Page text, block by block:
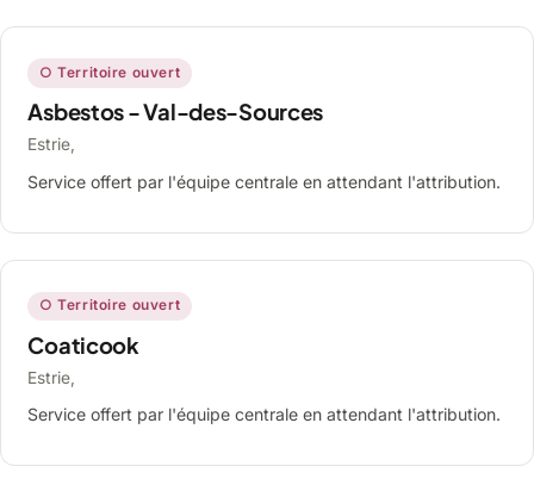
○ Territoire ouvert
Asbestos - Val-des-Sources
Estrie,
Service offert par l'équipe centrale en attendant l'attribution.
○ Territoire ouvert
Coaticook
Estrie,
Service offert par l'équipe centrale en attendant l'attribution.